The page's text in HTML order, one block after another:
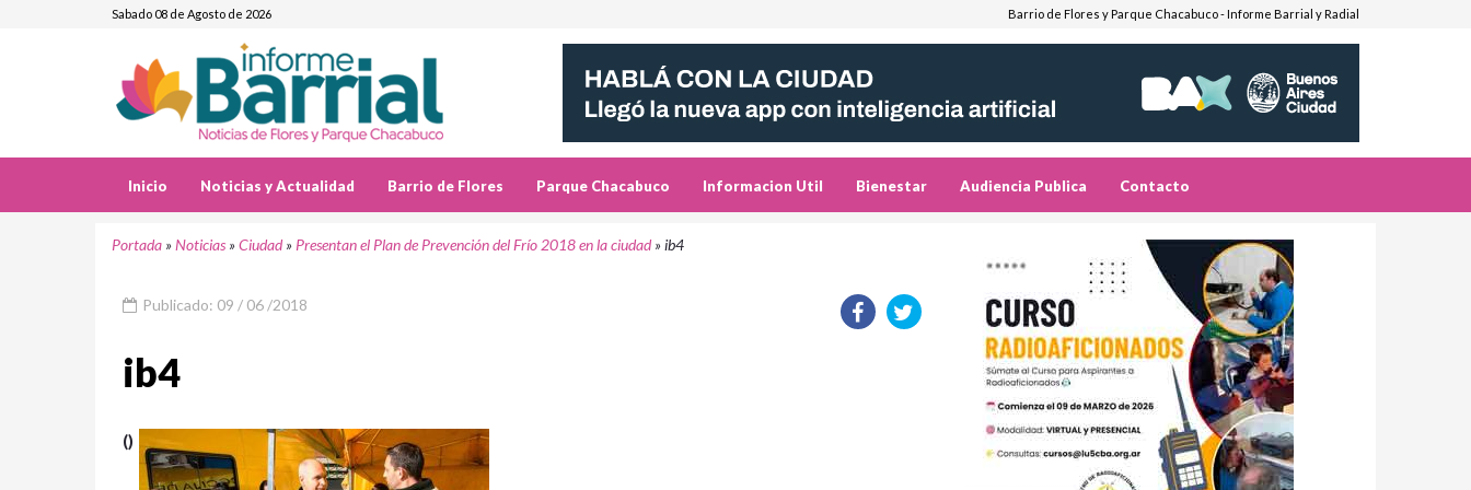
Sabado 08 de Agosto de 2026 Barrio de Flores y Parque Chacabuco - Informe Barrial y Radial
Inicio Noticias y Actualidad Barrio de Flores Parque Chacabuco Informacion Util Bienestar Audiencia Publica Contacto
Portada »Noticias »Ciudad» Presentan el Plan de Prevención del Frío 2018 en la ciudad»ib4
Publicado: 09 / 06 /2018
ib4
()